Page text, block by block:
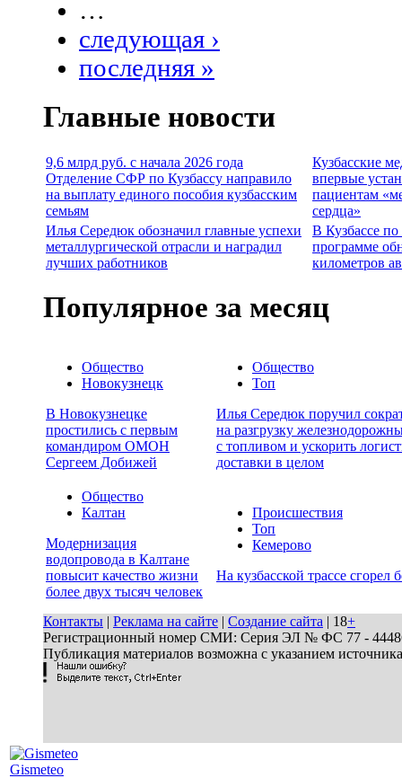
…
следующая ›
последняя »
Главные новости
9,6 млрд руб. с начала 2026 года
Отделение СФР по Кузбассу направило
на выплату единого пособия кузбасским
семьям
Кузбасские
впервые
пациентам
сердца»
Илья Середюк обозначил главные успехи
металлургической отрасли и наградил
лучших работников
В Кузбассе по
программе
километров
Популярное за месяц
Общество
Новокузнецк
В Новокузнецке
простились с первым
командиром ОМОН
Сергеем Добижей
Общество
Топ
Илья Середюк поручил
на разгрузку
с топливом и ускорить
доставки в целом
Общество
Калтан
Модернизация
водопровода в Калтане
повысит качество жизни
более двух тысяч человек
Происшествия
Топ
Кемерово
На кузбасской трассе сгорел
Контакты | Реклама на сайте | Создание сайта | 18+
Регистрационный номер СМИ: Серия ЭЛ № ФС 77 - 44486
Публикация материалов возможна с указанием
Gismeteo